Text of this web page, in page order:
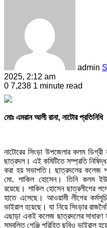
admin
2025, 2:12 am
0 7,238 1 minute read
মোঃ এমরান আলী রানা, নাটোর প্রতিনিধি
নাটোরের সিংড়া উপজেলার কলম
ছাত্রদল। এই কমিটিতে সম্প্রতি
করা হয় সভাপতি। ছাত্রদলের কলেজ
মো. শাকিল হোসেন। তিনি কলম
রয়েছে। শাকিল হোসেন ছাত্রলীগের
হাতে এসেছে। আওয়ামী লীগের
ভাইরাল হয়েছে। যা নিয়ে সিংড়ার
এছাড়া একই কলেজ ছাত্রদলের সাধারণ
সম্বলিত গেঞ্জি পরিহিত ছবিও ভাইরাল